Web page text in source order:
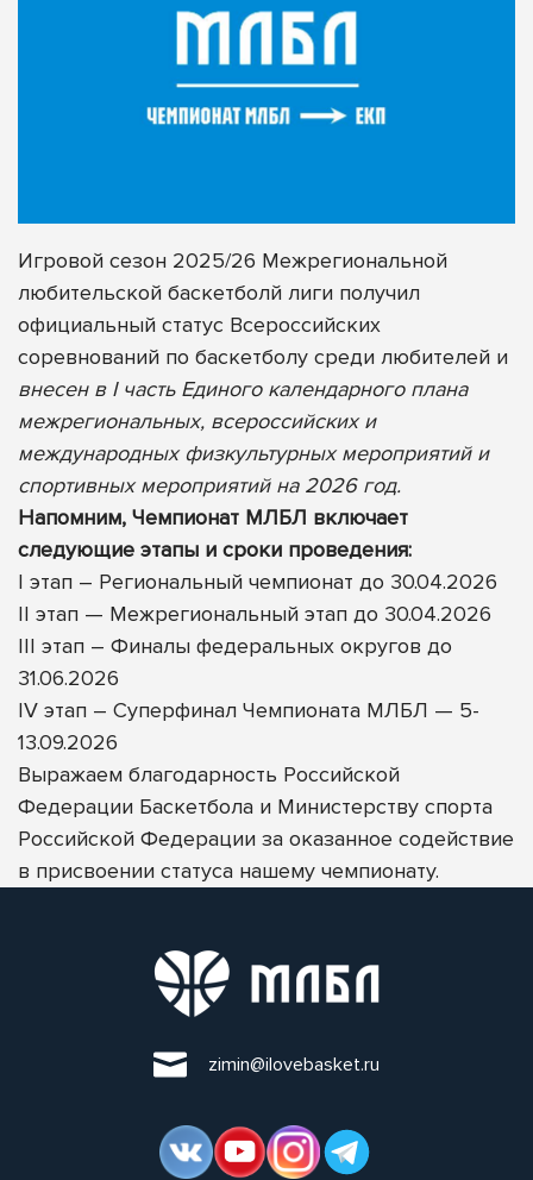
Игровой сезон 2025/26 Межрегиональной
любительской баскетболй лиги получил
официальный статус Всероссийских
соревнований по баскетболу среди любителей и
внесен в I часть Единого календарного плана
межрегиональных, всероссийских и
международных физкультурных мероприятий и
спортивных мероприятий на 2026 год.
Напомним, Чемпионат МЛБЛ включает
следующие этапы и сроки проведения:
I этап – Региональный чемпионат до 30.04.2026
II этап — Межрегиональный этап до 30.04.2026
III этап – Финалы федеральных округов до
31.06.2026
IV этап – Суперфинал Чемпионата МЛБЛ — 5-
13.09.2026
Выражаем благодарность Российской
Федерации Баскетбола и Министерству спорта
Российской Федерации за оказанное содействие
в присвоении статуса нашему чемпионату.
zimin@ilovebasket.ru